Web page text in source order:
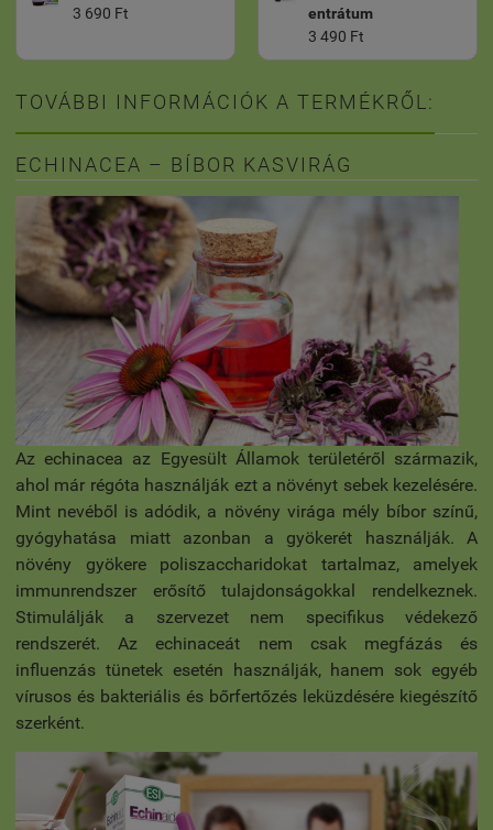
3 690 Ft
entrátum
3 490 Ft
TOVÁBBI INFORMÁCIÓK A TERMÉKRŐL:
ECHINACEA – BÍBOR KASVIRÁG
Az echinacea az Egyesült Államok területéről származik,
ahol már régóta használják ezt a növényt sebek kezelésére.
Mint nevéből is adódik, a növény virága mély bíbor színű,
gyógyhatása miatt azonban a gyökerét használják. A
növény gyökere poliszaccharidokat tartalmaz, amelyek
immunrendszer erősítő tulajdonságokkal rendelkeznek.
Stimulálják a szervezet nem specifikus védekező
rendszerét. Az echinaceát nem csak megfázás és
influenzás tünetek esetén használják, hanem sok egyéb
vírusos és bakteriális és bőrfertőzés leküzdésére kiegészítő
szerként.